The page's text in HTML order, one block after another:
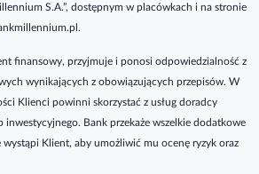
S.A.”, dostępnym w placówkach i na stronie
finansowy, przyjmuje i ponosi odpowiedzialność z
wynikających z obowiązujących przepisów. W
Klienci powinni skorzystać z usług doradcy
Bank przekaże wszelkie dodatkowe
Klient, aby umożliwić mu ocenę ryzyk oraz